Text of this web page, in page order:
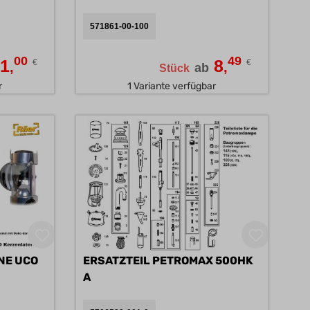
1,00 €
571861-00-100
Stück ab 8,49 €
1 Variante verfügbar
UCO
ERSATZTEIL PETROMAX 500HK
A